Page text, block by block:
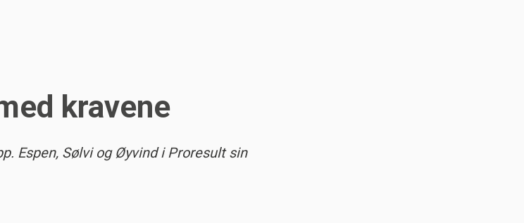
kravene
Espen, Sølvi og Øyvind i Proresult sin